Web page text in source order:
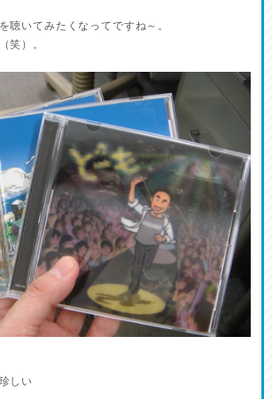
聴いてみたくなってですね～。
笑）。
しい